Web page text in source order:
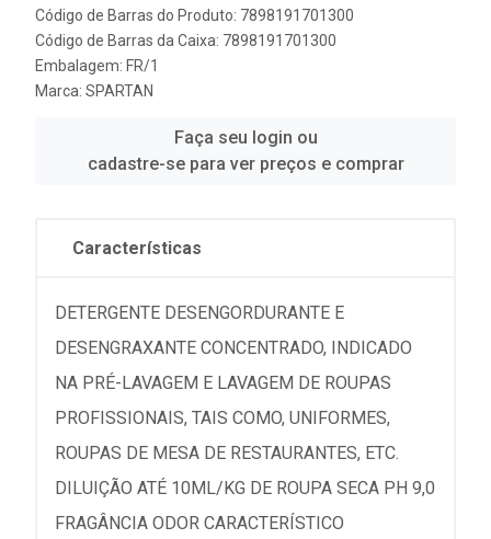
Código de Barras do Produto: 7898191701300
Código de Barras da Caixa: 7898191701300
Embalagem: FR/1
Marca: SPARTAN
Faça seu login ou
cadastre-se para ver preços e comprar
Características
DETERGENTE DESENGORDURANTE E
DESENGRAXANTE CONCENTRADO, INDICADO
NA PRÉ-LAVAGEM E LAVAGEM DE ROUPAS
PROFISSIONAIS, TAIS COMO, UNIFORMES,
ROUPAS DE MESA DE RESTAURANTES, ETC.
DILUIÇÃO ATÉ 10ML/KG DE ROUPA SECA PH 9,0
FRAGÂNCIA ODOR CARACTERÍSTICO